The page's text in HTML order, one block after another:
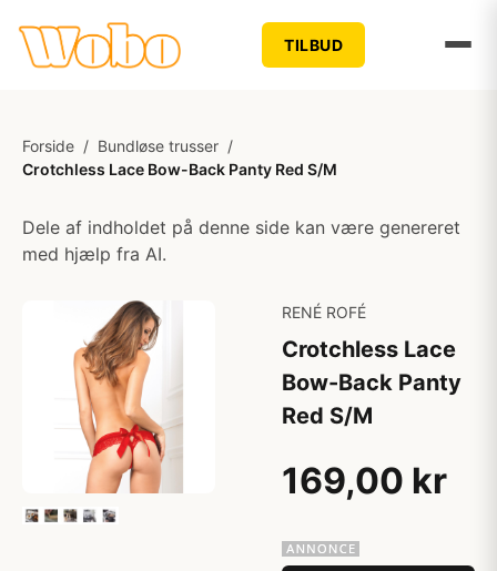
TILBUD
Forside / Bundløse trusser /
Crotchless Lace Bow-Back Panty Red S/M
Dele af indholdet på denne side kan være genereret
med hjælp fra AI.
RENÉ ROFÉ
Crotchless Lace
Bow-Back Panty
Red S/M
169,00 kr